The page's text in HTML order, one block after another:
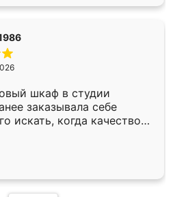
шкаф в студии
заказывала себе
искать, когда качеством
Служит кухня уже почти
нет.